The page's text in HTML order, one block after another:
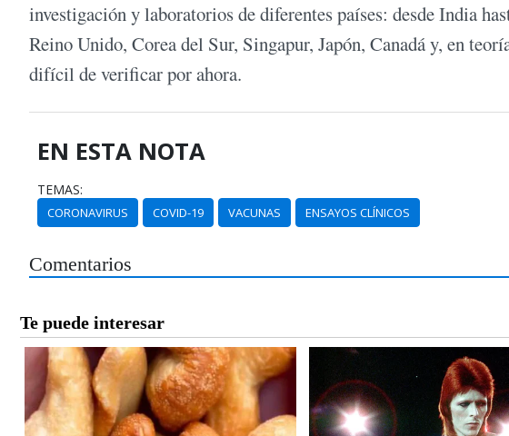
investigación y laboratorios de diferentes países: desde India
Reino Unido, Corea del Sur, Singapur, Japón, Canadá y, en
difícil de verificar por ahora.
EN ESTA NOTA
TEMAS:
CORONAVIRUS COVID-19 VACUNAS ENSAYOS CLÍNICOS
Comentarios